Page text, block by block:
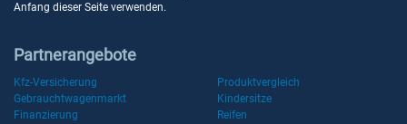
Anfang dieser Seite verwenden.
Partnerangebote
Kfz-Versicherung
Produktvergleich
Gebrauchtwagenmarkt
Kindersitze
Finanzierung
Reifen